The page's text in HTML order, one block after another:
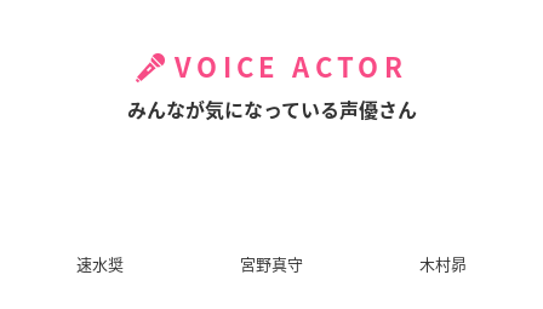
VOICE ACTOR
みんなが気になっている声優さん
速水奨 宮野真守 木村昴